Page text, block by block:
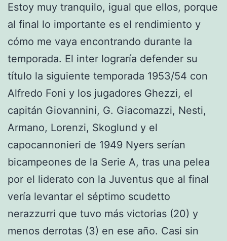
Estoy muy tranquilo, igual que ellos, porque
al final lo importante es el rendimiento y
cómo me vaya encontrando durante la
temporada. El inter lograría defender su
título la siguiente temporada 1953/54 con
Alfredo Foni y los jugadores Ghezzi, el
capitán Giovannini, G. Giacomazzi, Nesti,
Armano, Lorenzi, Skoglund y el
capocannonieri de 1949 Nyers serían
bicampeones de la Serie A, tras una pelea
por el liderato con la Juventus que al final
vería levantar el séptimo scudetto
nerazzurri que tuvo más victorias (20) y
menos derrotas (3) en ese año. Casi sin